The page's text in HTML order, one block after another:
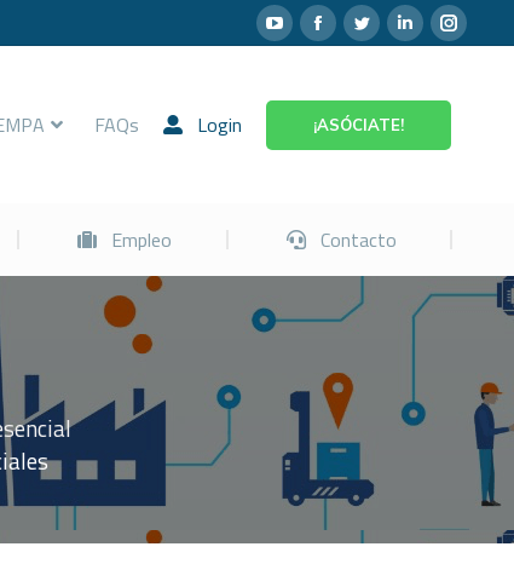
FAQs Login ¡ASÓCIATE!
Empleo Contacto
Empleo Contacto